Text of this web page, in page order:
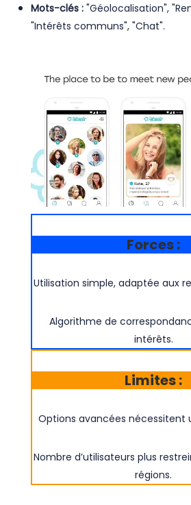
Mots-clés : "Géolocalisation",
"Intérêts communs", "Chat".
Forces :
Utilisation simple, adaptée aux
Algorithme de
intérêts.
Limites :
Options avancées nécessitent
Nombre d’utilisateurs plus
régions.